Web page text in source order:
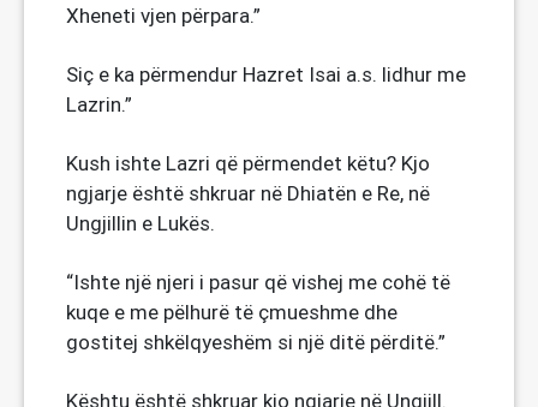
Xheneti vjen përpara.”
Siç e ka përmendur Hazret Isai a.s. lidhur me
Lazrin.”
Kush ishte Lazri që përmendet këtu? Kjo
ngjarje është shkruar në Dhiatën e Re, në
Ungjillin e Lukës.
“Ishte një njeri i pasur që vishej me cohë të
kuqe e me pëlhurë të çmueshme dhe
gostitej shkëlqyeshëm si një ditë përditë.”
Kështu është shkruar kjo ngjarje në Ungjill.